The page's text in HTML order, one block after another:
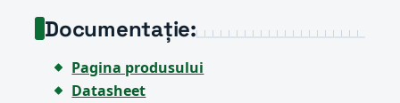
Documentație:
Pagina produsului
Datasheet